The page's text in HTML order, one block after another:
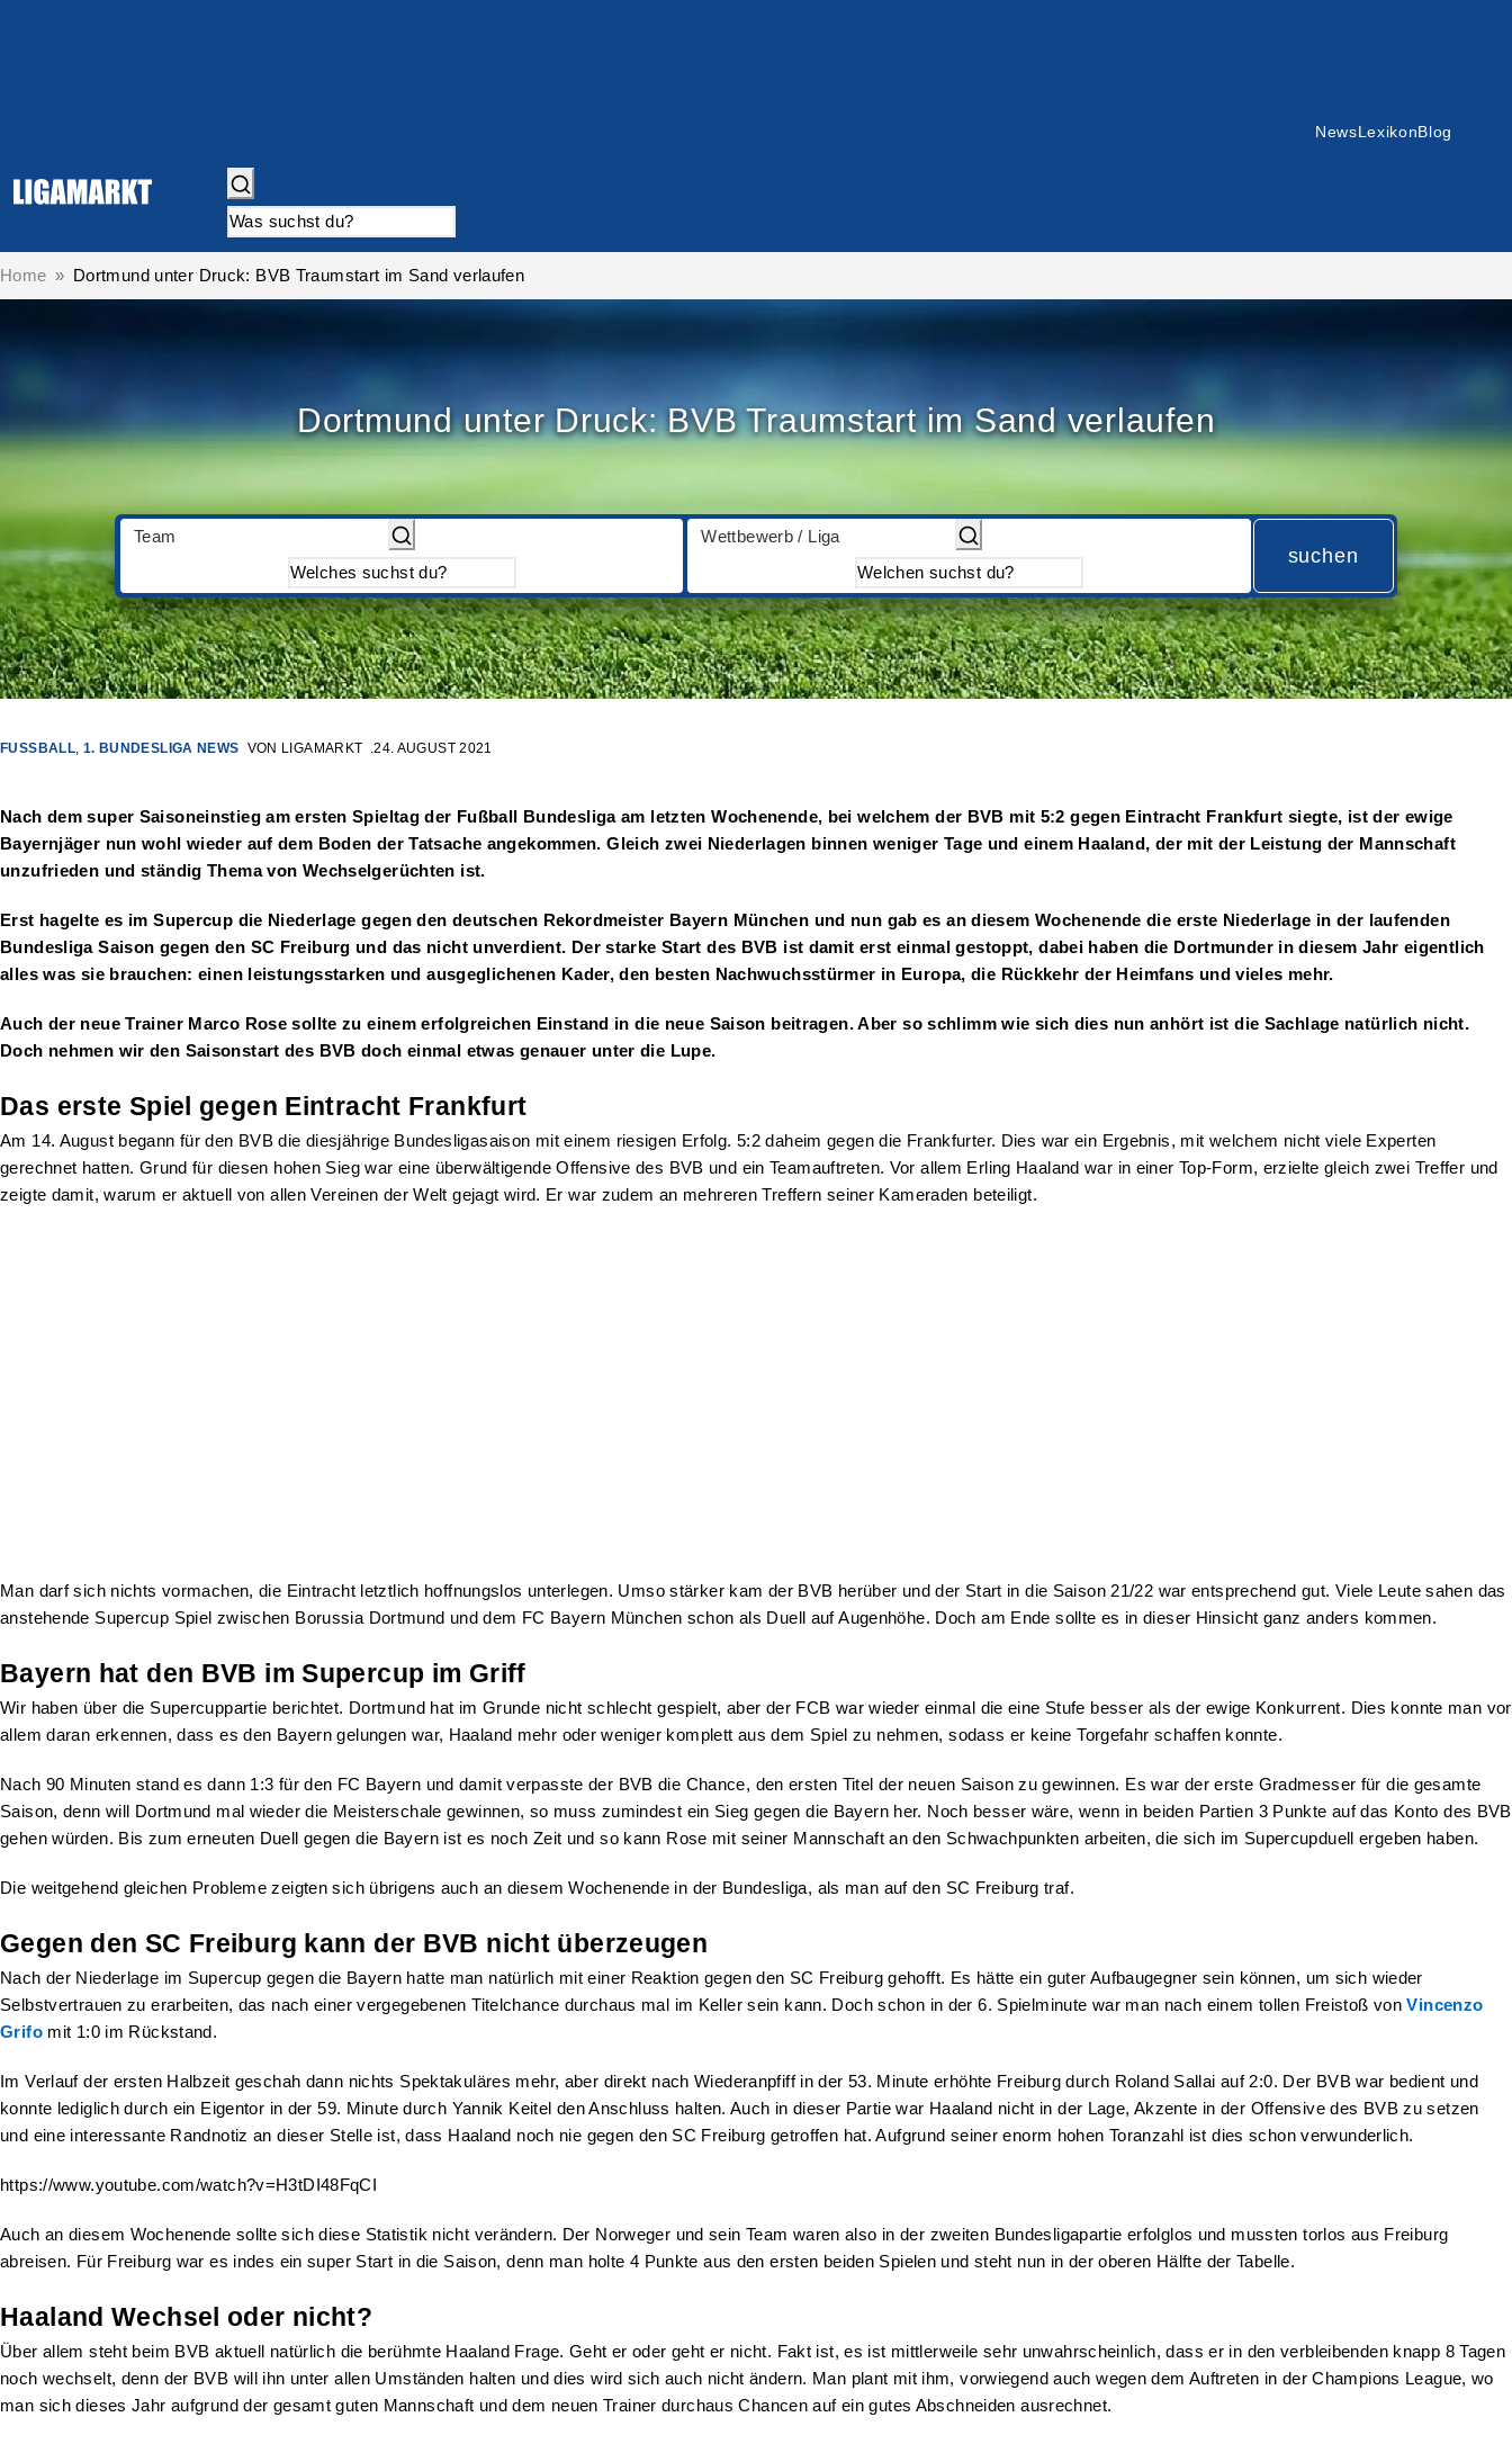
News Lexikon Blog
Home Dortmund unter Druck: BVB Traumstart im Sand verlaufen
Dortmund unter Druck: BVB Traumstart im Sand verlaufen
Team Wettbewerb / Liga
suchen
FUSSBALL , 1. BUNDESLIGA NEWS VON LIGAMARKT 24. AUGUST 2021
Nach dem super Saisoneinstieg am ersten Spieltag der Fußball Bundesliga am letzten Wochenende, bei welchem der BVB mit 5:2 gegen Eintracht Frankfurt siegte, ist der ewige
Bayernjäger nun wohl wieder auf dem Boden der Tatsache angekommen. Gleich zwei Niederlagen binnen weniger Tage und einem Haaland, der mit der Leistung der Mannschaft
unzufrieden und ständig Thema von Wechselgerüchten ist.
Erst hagelte es im Supercup die Niederlage gegen den deutschen Rekordmeister Bayern München und nun gab es an diesem Wochenende die erste Niederlage in der laufenden
Bundesliga Saison gegen den SC Freiburg und das nicht unverdient. Der starke Start des BVB ist damit erst einmal gestoppt, dabei haben die Dortmunder in diesem Jahr eigentlich
alles was sie brauchen: einen leistungsstarken und ausgeglichenen Kader, den besten Nachwuchsstürmer in Europa, die Rückkehr der Heimfans und vieles mehr.
Auch der neue Trainer Marco Rose sollte zu einem erfolgreichen Einstand in die neue Saison beitragen. Aber so schlimm wie sich dies nun anhört ist die Sachlage natürlich nicht.
Doch nehmen wir den Saisonstart des BVB doch einmal etwas genauer unter die Lupe.
Das erste Spiel gegen Eintracht Frankfurt
Am 14. August begann für den BVB die diesjährige Bundesligasaison mit einem riesigen Erfolg. 5:2 daheim gegen die Frankfurter. Dies war ein Ergebnis, mit welchem nicht viele Experten
gerechnet hatten. Grund für diesen hohen Sieg war eine überwältigende Offensive des BVB und ein Teamauftreten. Vor allem Erling Haaland war in einer Top-Form, erzielte gleich zwei Treffer und
zeigte damit, warum er aktuell von allen Vereinen der Welt gejagt wird. Er war zudem an mehreren Treffern seiner Kameraden beteiligt.
Man darf sich nichts vormachen, die Eintracht letztlich hoffnungslos unterlegen. Umso stärker kam der BVB herüber und der Start in die Saison 21/22 war entsprechend gut. Viele Leute sahen das
anstehende Supercup Spiel zwischen Borussia Dortmund und dem FC Bayern München schon als Duell auf Augenhöhe. Doch am Ende sollte es in dieser Hinsicht ganz anders kommen.
Bayern hat den BVB im Supercup im Griff
Wir haben über die Supercuppartie berichtet. Dortmund hat im Grunde nicht schlecht gespielt, aber der FCB war wieder einmal die eine Stufe besser als der ewige Konkurrent. Dies konnte man vor
allem daran erkennen, dass es den Bayern gelungen war, Haaland mehr oder weniger komplett aus dem Spiel zu nehmen, sodass er keine Torgefahr schaffen konnte.
Nach 90 Minuten stand es dann 1:3 für den FC Bayern und damit verpasste der BVB die Chance, den ersten Titel der neuen Saison zu gewinnen. Es war der erste Gradmesser für die gesamte
Saison, denn will Dortmund mal wieder die Meisterschale gewinnen, so muss zumindest ein Sieg gegen die Bayern her. Noch besser wäre, wenn in beiden Partien 3 Punkte auf das Konto des BVB
gehen würden. Bis zum erneuten Duell gegen die Bayern ist es noch Zeit und so kann Rose mit seiner Mannschaft an den Schwachpunkten arbeiten, die sich im Supercupduell ergeben haben.
Die weitgehend gleichen Probleme zeigten sich übrigens auch an diesem Wochenende in der Bundesliga, als man auf den SC Freiburg traf.
Gegen den SC Freiburg kann der BVB nicht überzeugen
Nach der Niederlage im Supercup gegen die Bayern hatte man natürlich mit einer Reaktion gegen den SC Freiburg gehofft. Es hätte ein guter Aufbaugegner sein können, um sich wieder
Selbstvertrauen zu erarbeiten, das nach einer vergegebenen Titelchance durchaus mal im Keller sein kann. Doch schon in der 6. Spielminute war man nach einem tollen Freistoß vonVincenzo
Grifomit 1:0 im Rückstand.
Im Verlauf der ersten Halbzeit geschah dann nichts Spektakuläres mehr, aber direkt nach Wiederanpfiff in der 53. Minute erhöhte Freiburg durch Roland Sallai auf 2:0. Der BVB war bedient und
konnte lediglich durch ein Eigentor in der 59. Minute durch Yannik Keitel den Anschluss halten. Auch in dieser Partie war Haaland nicht in der Lage, Akzente in der Offensive des BVB zu setzen
und eine interessante Randnotiz an dieser Stelle ist, dass Haaland noch nie gegen den SC Freiburg getroffen hat. Aufgrund seiner enorm hohen Toranzahl ist dies schon verwunderlich.
https://www.youtube.com/watch?v=H3tDI48FqCI
Auch an diesem Wochenende sollte sich diese Statistik nicht verändern. Der Norweger und sein Team waren also in der zweiten Bundesligapartie erfolglos und mussten torlos aus Freiburg
abreisen. Für Freiburg war es indes ein super Start in die Saison, denn man holte 4 Punkte aus den ersten beiden Spielen und steht nun in der oberen Hälfte der Tabelle.
Haaland Wechsel oder nicht?
Über allem steht beim BVB aktuell natürlich die berühmte Haaland Frage. Geht er oder geht er nicht. Fakt ist, es ist mittlerweile sehr unwahrscheinlich, dass er in den verbleibenden knapp 8 Tagen
noch wechselt, denn der BVB will ihn unter allen Umständen halten und dies wird sich auch nicht ändern. Man plant mit ihm, vorwiegend auch wegen dem Auftreten in der Champions League, wo
man sich dieses Jahr aufgrund der gesamt guten Mannschaft und dem neuen Trainer durchaus Chancen auf ein gutes Abschneiden ausrechnet.